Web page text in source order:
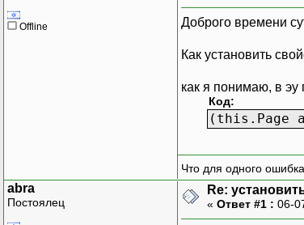
Offline Доброго времени
Как установить
как я понимаю, в эу
Код:
(this.Page
Что для одного
abra
Постоялец
Re:
« Ответ #1 : 06-